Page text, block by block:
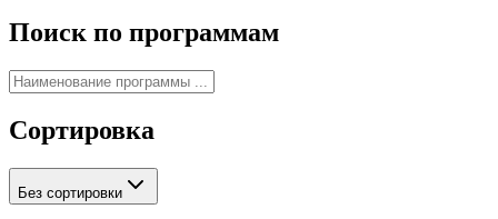
Поиск по программам
Сортировка
Без сортировки